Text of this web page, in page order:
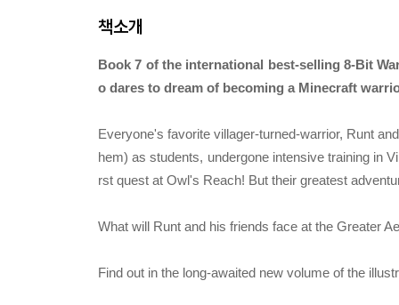
책소개
Book 7 of the international best-selling 8-Bit
o dares to dream of becoming a Minecraft
Everyone's favorite villager-turned-warrior, Runt
hem) as students, undergone intensive training in
rst quest at Owl's Reach! But their greatest
What will Runt and his friends face at the Greater
Find out in the long-awaited new volume of the